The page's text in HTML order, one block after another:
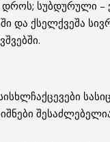
სუბდურული –
და ქსელქვეშა